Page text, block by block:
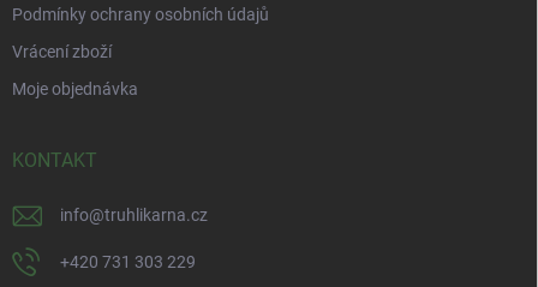
Podmínky ochrany osobních údajů
Vrácení zboží
Moje objednávka
KONTAKT
info@truhlikarna.cz
+420 731 303 229